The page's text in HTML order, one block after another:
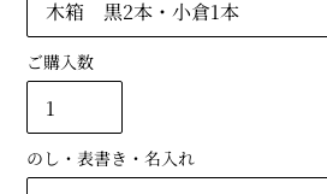
ご購入数
のし・表書き・名入れ